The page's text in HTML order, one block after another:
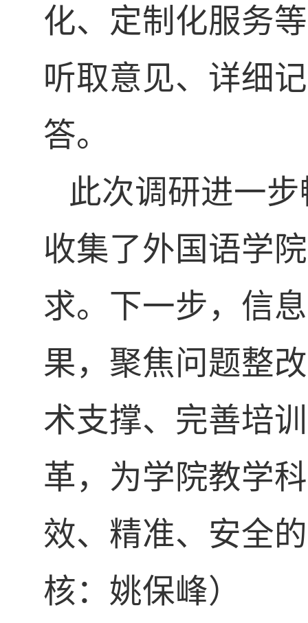
化、定制化服务
听取意见、详细
答。
此次调研进一
收集了外国语学
求。下一步，信
果，聚焦问题整
术支撑、完善培
革，为学院教学
效、精准、安全
核：姚保峰）